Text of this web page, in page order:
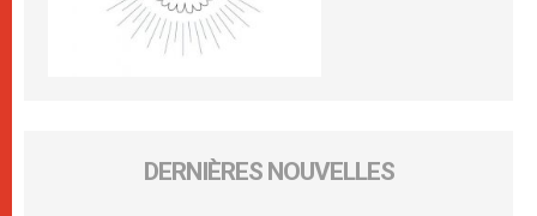
DERNIÈRES NOUVELLES